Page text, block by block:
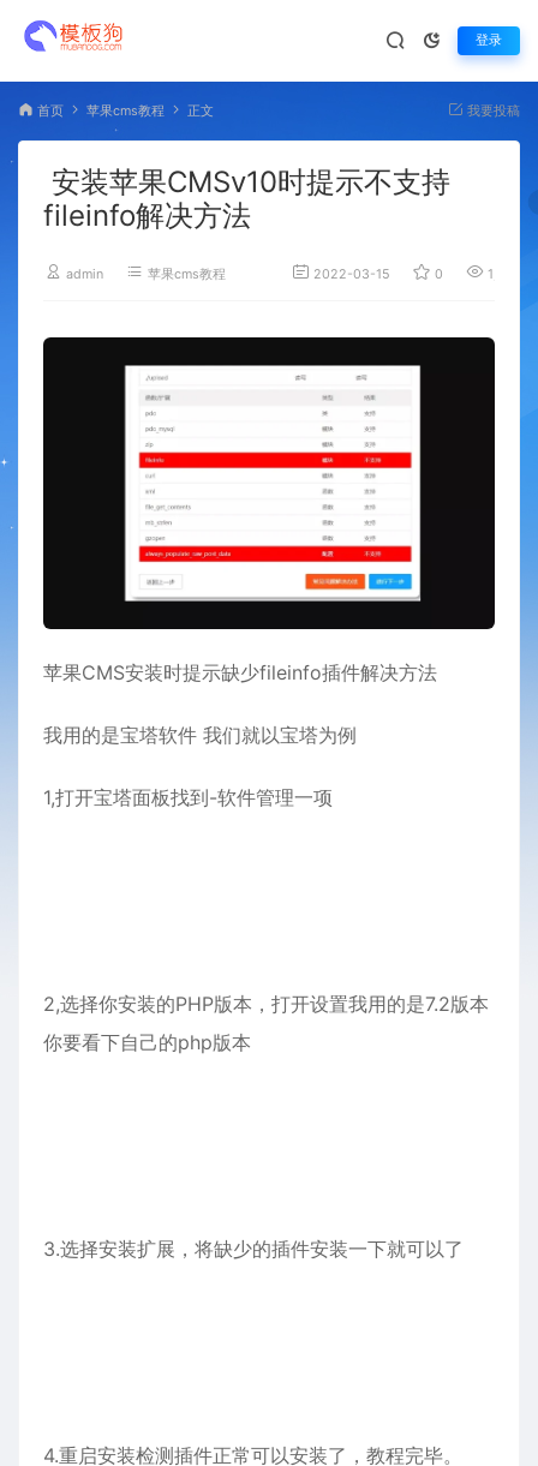
登录
首页 苹果cms教程 正文 我要投稿
安装苹果CMSv10时提示不支持
fileinfo解决方法
admin 苹果cms教程 2022-03-15 0 1,912
苹果CMS安装时提示缺少fileinfo插件解决方法
我用的是宝塔软件 我们就以宝塔为例
1,打开宝塔面板找到-软件管理一项
2,选择你安装的PHP版本，打开设置我用的是7.2版本
你要看下自己的php版本
3.选择安装扩展，将缺少的插件安装一下就可以了
4.重启安装检测插件正常可以安装了，教程完毕。